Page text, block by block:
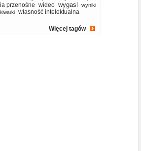
przenośne wideo wygasl
wyniki
własność intelektualna
Więcej tagów